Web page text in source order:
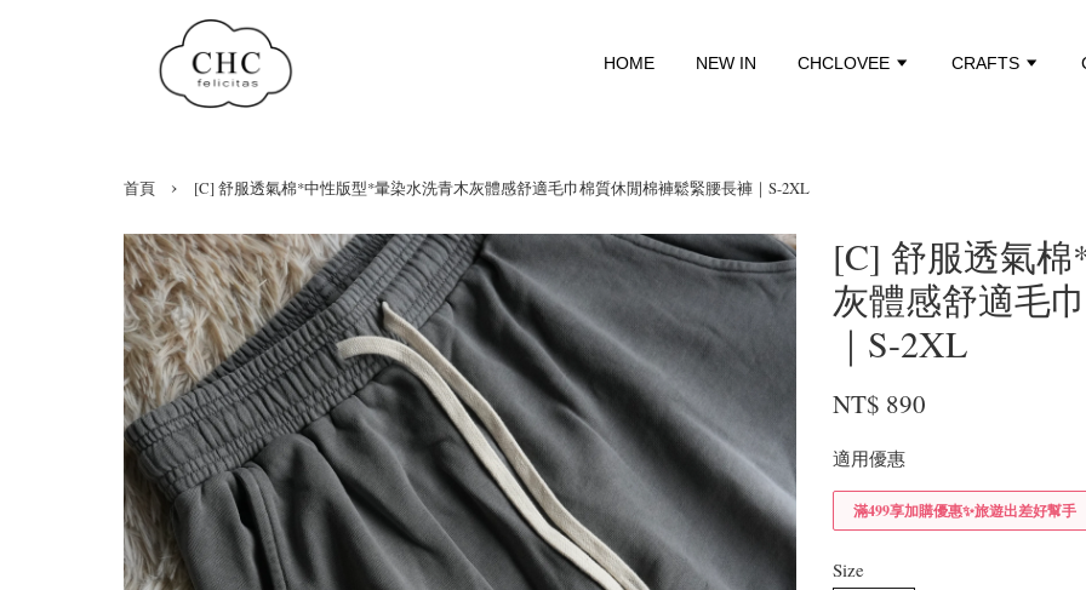
HOME NEW IN CHCLOVEE CRAFTS
首頁 › [C] 舒服透氣棉*中性版型*暈染水洗青木灰體感舒適毛巾棉質休閒棉褲鬆緊腰長褲｜S-2XL
[C] 舒服透氣
灰體感舒適毛
｜S-2XL
NT$ 890
適用優惠
滿499享加購優惠✨旅遊出差好幫手
Size